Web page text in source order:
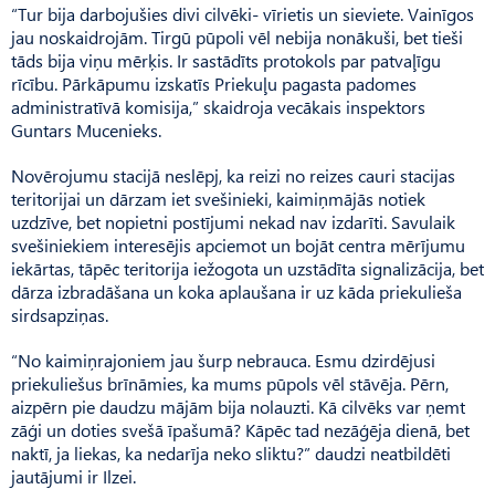
“Tur bija darbojušies divi cilvēki- vīrietis un sieviete. Vainīgos
jau noskaidrojām. Tirgū pūpoli vēl nebija nonākuši, bet tieši
tāds bija viņu mērķis. Ir sastādīts protokols par patvaļīgu
rīcību. Pārkāpumu izskatīs Priekuļu pagasta padomes
administratīvā komisija,” skaidroja vecākais inspektors
Guntars Mucenieks.
Novērojumu stacijā neslēpj, ka reizi no reizes cauri stacijas
teritorijai un dārzam iet svešinieki, kaimiņmājās notiek
uzdzīve, bet nopietni postījumi nekad nav izdarīti. Savulaik
svešiniekiem interesējis apciemot un bojāt centra mērījumu
iekārtas, tāpēc teritorija iežogota un uzstādīta signalizācija, bet
dārza izbradāšana un koka aplaušana ir uz kāda priekulieša
sirdsapziņas.
“No kaimiņrajoniem jau šurp nebrauca. Esmu dzirdējusi
priekuliešus brīnāmies, ka mums pūpols vēl stāvēja. Pērn,
aizpērn pie daudzu mājām bija nolauzti. Kā cilvēks var ņemt
zāģi un doties svešā īpašumā? Kāpēc tad nezāģēja dienā, bet
naktī, ja liekas, ka nedarīja neko sliktu?” daudzi neatbildēti
jautājumi ir Ilzei.